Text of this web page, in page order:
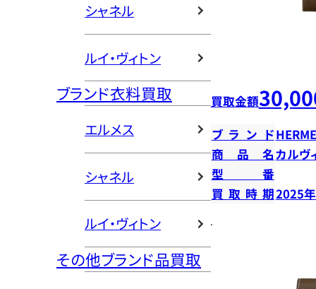
シャネル
ルイ・ヴィトン
ブランド衣料買取
エルメス
シャネル
ルイ・ヴィトン
その他ブランド品買取
買取金額
ブランド
商品名カルヴ
型番
買取時期2025